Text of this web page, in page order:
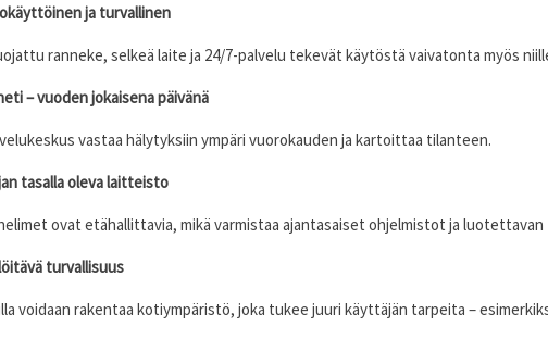
ja turvallinen
ranneke, selkeä laite ja 24/7-palvelu tekevät käytöstä vaivatonta myös
– vuoden jokaisena päivänä
vastaa hälytyksiin ympäri vuorokauden ja kartoittaa tilanteen.
tasalla oleva laitteisto
ovat etähallittavia, mikä varmistaa ajantasaiset ohjelmistot ja luotettavan
turvallisuus
voidaan rakentaa kotiympäristö, joka tukee juuri käyttäjän tarpeita –